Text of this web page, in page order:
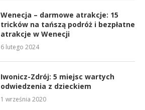
Wenecja – darmowe atrakcje: 15
tricków na tańszą podróż i bezpłatne
atrakcje w Wenecji
6 lutego 2024
Iwonicz-Zdrój: 5 miejsc wartych
odwiedzenia z dzieckiem
1 września 2020